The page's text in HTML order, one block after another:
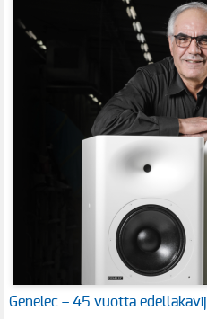
Genelec – 45 vuotta